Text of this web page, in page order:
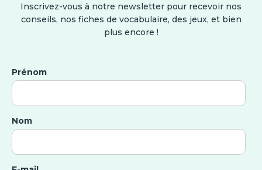
Inscrivez-vous à notre newsletter pour recevoir nos
conseils, nos fiches de vocabulaire, des jeux, et bien
plus encore !
Prénom
Nom